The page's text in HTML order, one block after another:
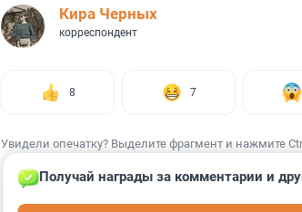
Кира Черных
корреспондент
8 7
Увидели опечатку? Выделите фрагмент и нажмите
Получай награды за комментарии и